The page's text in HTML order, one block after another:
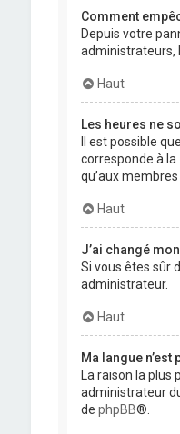
Comment
Depuis votre
administrateurs,
Haut
Les heures ne
Il est possible
corresponde à la
qu’aux
Haut
J’ai changé
Si vous êtes sûr
administrateur.
Haut
Ma langue
La raison la
administrateur
de phpBB®.